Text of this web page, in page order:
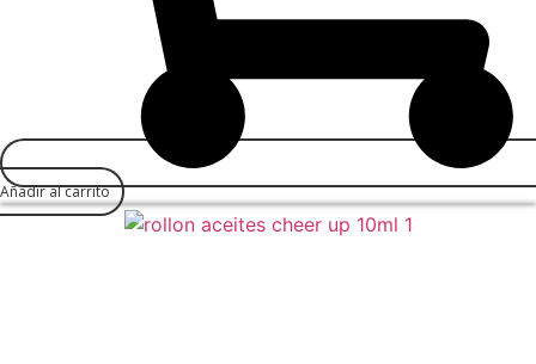
Añadir al carrito